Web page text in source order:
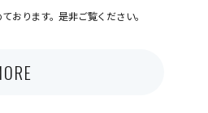
おります。是非ご覧ください。